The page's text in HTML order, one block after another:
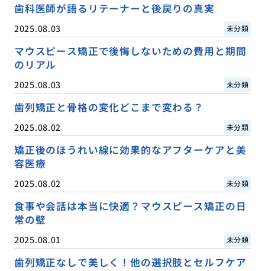
歯科医師が語るリテーナーと後戻りの真実
2025.08.03 未分類
マウスピース矯正で後悔しないための費用と期間
のリアル
2025.08.03 未分類
歯列矯正と骨格の変化どこまで変わる？
2025.08.02 未分類
矯正後のほうれい線に効果的なアフターケアと美
容医療
2025.08.02 未分類
食事や会話は本当に快適？マウスピース矯正の日
常の壁
2025.08.01 未分類
歯列矯正なしで美しく！他の選択肢とセルフケア